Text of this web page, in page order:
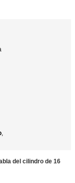
,
del cilindro de 16